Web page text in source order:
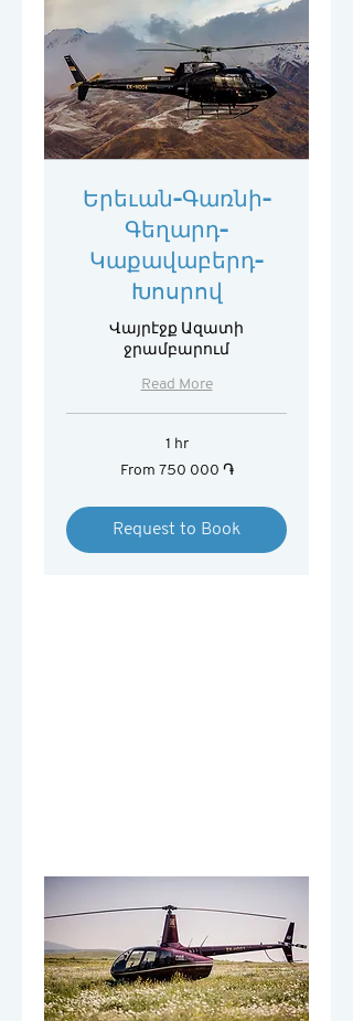
Երեւան-Գառնի-
Գեղարդ-
Կաքավաբերդ-
Խոսրով
Վայրէջք Ազատի
ջրամբարում
Read More
1 hr
From 750 000 ֏
Request to Book